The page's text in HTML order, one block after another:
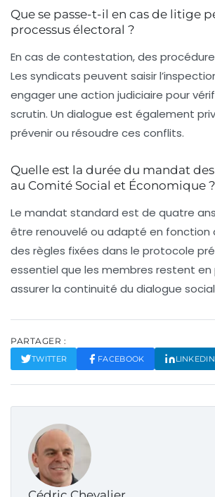
Que se passe-t-il en cas de litige
processus électoral ?
En cas de contestation, des
Les syndicats peuvent saisir
engager une action judiciaire pour
scrutin. Un dialogue est également
prévenir ou résoudre ces conflits.
Quelle est la durée du mandat
au Comité Social et Économique ?
Le mandat standard est de quatre
être renouvelé ou adapté en fonction
des règles fixées dans le protocole
essentiel que les membres restent
assurer la continuité du dialogue
PARTAGER :
TWITTER FACEBOOK LINKEDIN